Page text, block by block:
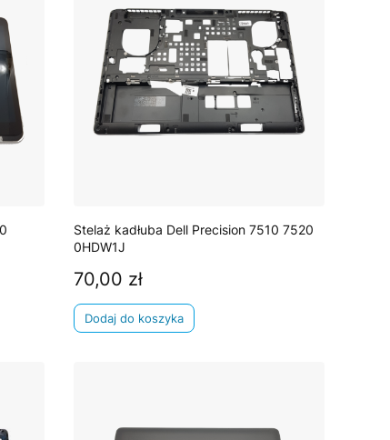
Stelaż kadłuba Dell Precision 7510 7520
0HDW1J
Cena
70,00 zł
Dodaj do koszyka